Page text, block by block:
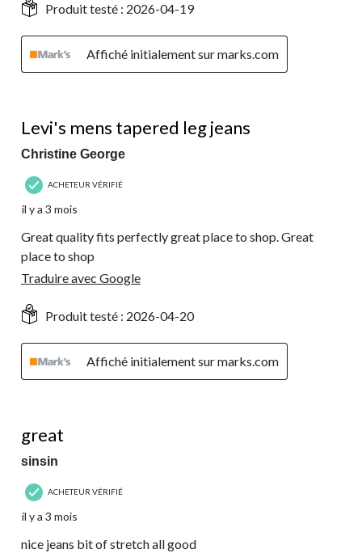
Produit testé : 2026-04-19
Affiché initialement sur marks.com
Levi's mens tapered leg jeans
Christine George
ACHETEUR VÉRIFIÉ
il y a 3 mois
Great quality fits perfectly great place to shop. Great
place to shop
Traduire avec Google
Produit testé : 2026-04-20
Affiché initialement sur marks.com
great
sinsin
ACHETEUR VÉRIFIÉ
il y a 3 mois
nice jeans bit of stretch all good